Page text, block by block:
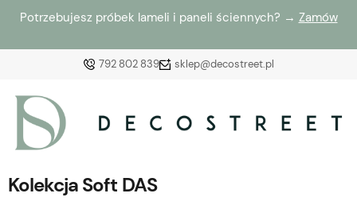
Potrzebujesz próbek lameli i paneli ściennych? → Zamów
792 802 839 sklep@decostreet.pl
Kolekcja Soft DAS